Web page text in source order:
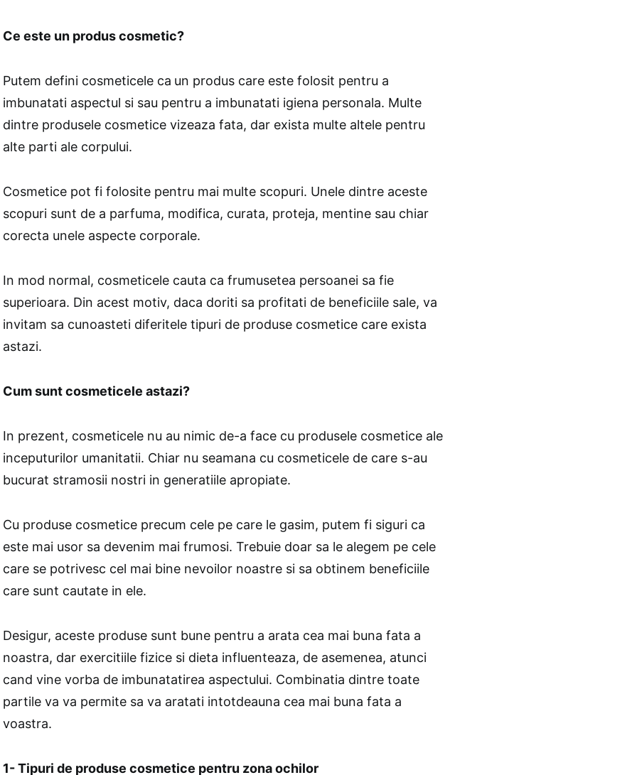
Ce este un produs cosmetic?
Putem defini cosmeticele ca un produs care este folosit pentru a
imbunatati aspectul si sau pentru a imbunatati igiena personala. Multe
dintre produsele cosmetice vizeaza fata, dar exista multe altele pentru
alte parti ale corpului.
Cosmetice pot fi folosite pentru mai multe scopuri. Unele dintre aceste
scopuri sunt de a parfuma, modifica, curata, proteja, mentine sau chiar
corecta unele aspecte corporale.
In mod normal, cosmeticele cauta ca frumusetea persoanei sa fie
superioara. Din acest motiv, daca doriti sa profitati de beneficiile sale, va
invitam sa cunoasteti diferitele tipuri de produse cosmetice care exista
astazi.
Cum sunt cosmeticele astazi?
In prezent, cosmeticele nu au nimic de-a face cu produsele cosmetice ale
inceputurilor umanitatii. Chiar nu seamana cu cosmeticele de care s-au
bucurat stramosii nostri in generatiile apropiate.
Cu produse cosmetice precum cele pe care le gasim, putem fi siguri ca
este mai usor sa devenim mai frumosi. Trebuie doar sa le alegem pe cele
care se potrivesc cel mai bine nevoilor noastre si sa obtinem beneficiile
care sunt cautate in ele.
Desigur, aceste produse sunt bune pentru a arata cea mai buna fata a
noastra, dar exercitiile fizice si dieta influenteaza, de asemenea, atunci
cand vine vorba de imbunatatirea aspectului. Combinatia dintre toate
partile va va permite sa va aratati intotdeauna cea mai buna fata a
voastra.
1- Tipuri de produse cosmetice pentru zona ochilor